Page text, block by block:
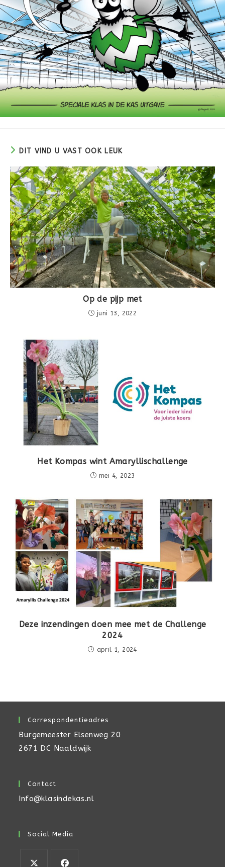
DIT VIND U VAST OOK LEUK
Op de pijp met
juni 13, 2022
Het Kompas wint Amaryllischallenge
mei 4, 2023
Deze inzendingen doen mee met de Challenge
2024
april 1, 2024
Correspondentieadres
Burgemeester Elsenweg 20
2671 DC Naaldwijk
Contact
Info@klasindekas.nl
Social Media